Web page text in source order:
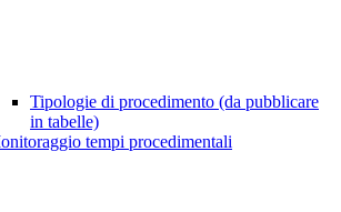
Tipologie di procedimento (da pubblicare
in tabelle)
tempi procedimentali